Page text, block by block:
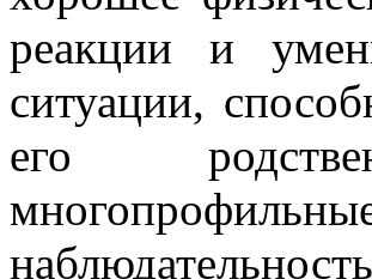
реакции и
ситуации,
его